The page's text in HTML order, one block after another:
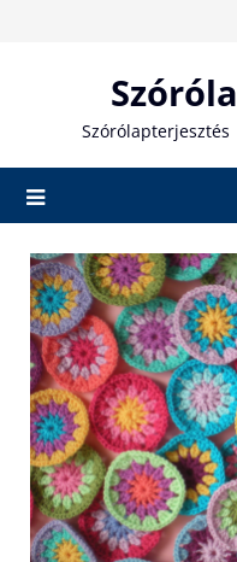
Szórólapterjesztés